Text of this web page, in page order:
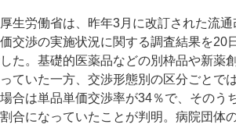
生労働省は、昨年3月に改訂された流
交渉の実施状況に関する調査結果を20
た。基礎的医薬品などの別枠品や新薬
ていた一方、交渉形態別の区分ごとで
合は単品単価交渉率が34％で、そのう
合になっていたことが判明。病院団体